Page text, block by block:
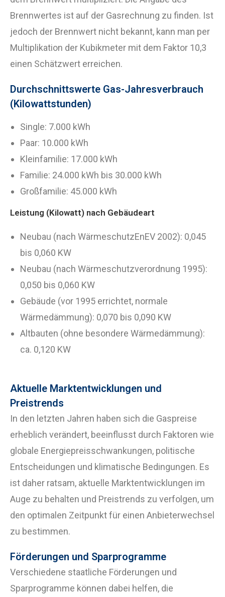
Brennwertes ist auf der Gasrechnung zu finden. Ist
jedoch der Brennwert nicht bekannt, kann man per
Multiplikation der Kubikmeter mit dem Faktor 10,3
einen Schätzwert erreichen.
Durchschnittswerte Gas-Jahresverbrauch
(Kilowattstunden)
Single: 7.000 kWh
Paar: 10.000 kWh
Kleinfamilie: 17.000 kWh
Familie: 24.000 kWh bis 30.000 kWh
Großfamilie: 45.000 kWh
Leistung (Kilowatt) nach Gebäudeart
Neubau (nach WärmeschutzEnEV 2002): 0,045
bis 0,060 KW
Neubau (nach Wärmeschutzverordnung 1995):
0,050 bis 0,060 KW
Gebäude (vor 1995 errichtet, normale
Wärmedämmung): 0,070 bis 0,090 KW
Altbauten (ohne besondere Wärmedämmung):
ca. 0,120 KW
Aktuelle Marktentwicklungen und
Preistrends
In den letzten Jahren haben sich die Gaspreise
erheblich verändert, beeinflusst durch Faktoren wie
globale Energiepreisschwankungen, politische
Entscheidungen und klimatische Bedingungen. Es
ist daher ratsam, aktuelle Marktentwicklungen im
Auge zu behalten und Preistrends zu verfolgen, um
den optimalen Zeitpunkt für einen Anbieterwechsel
zu bestimmen.
Förderungen und Sparprogramme
Verschiedene staatliche Förderungen und
Sparprogramme können dabei helfen, die